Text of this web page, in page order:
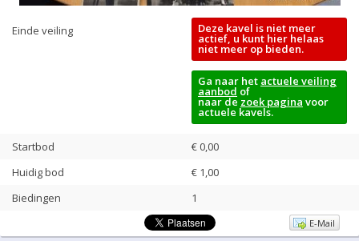
Einde veiling Deze kavel is niet meer
actief, u kunt hier helaas
niet meer op bieden.
Ga naar het actuele veiling
aanbod of
naar de zoek pagina voor
actuele kavels.
Startbod
€ 0,00
Huidig bod
€ 1,00
Biedingen
1
E-Mail